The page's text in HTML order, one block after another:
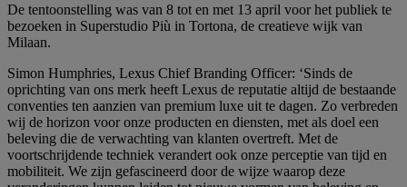
De tentoonstelling was van 8 tot en met 13 april voor het publiek te
bezoeken in Superstudio Più in Tortona, de creatieve wijk van
Milaan.
Simon Humphries, Lexus Chief Branding Officer: ‘Sinds de
oprichting van ons merk heeft Lexus de reputatie altijd de bestaande
conventies ten aanzien van premium luxe uit te dagen. Zo verbreden
wij de horizon voor onze producten en diensten, met als doel een
beleving die de verwachting van klanten overtreft. Met de
voortschrijdende techniek verandert ook onze perceptie van tijd en
mobiliteit. We zijn gefascineerd door de wijze waarop deze